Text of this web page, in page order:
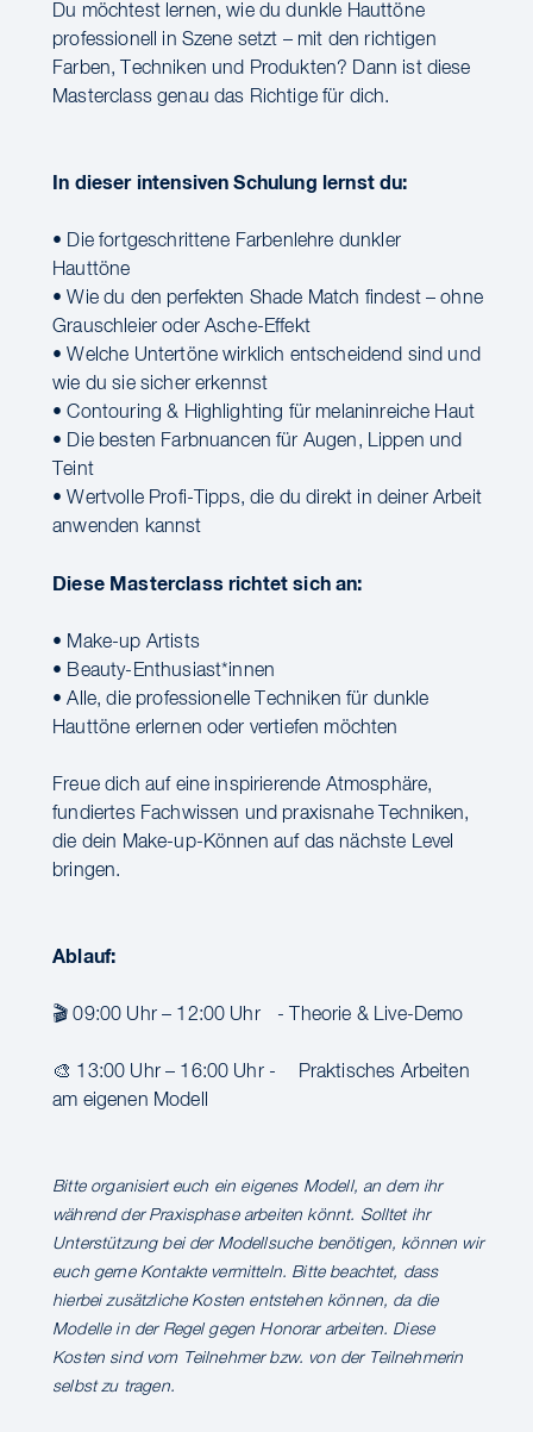
Du möchtest lernen, wie du dunkle Hauttöne
professionell in Szene setzt – mit den richtigen
Farben, Techniken und Produkten? Dann ist diese
Masterclass genau das Richtige für dich.
In dieser intensiven Schulung lernst du:
• Die fortgeschrittene Farbenlehre dunkler
Hauttöne
• Wie du den perfekten Shade Match findest – ohne
Grauschleier oder Asche-Effekt
• Welche Untertöne wirklich entscheidend sind und
wie du sie sicher erkennst
• Contouring & Highlighting für melaninreiche Haut
• Die besten Farbnuancen für Augen, Lippen und
Teint
• Wertvolle Profi-Tipps, die du direkt in deiner Arbeit
anwenden kannst
Diese Masterclass richtet sich an:
• Make-up Artists
• Beauty-Enthusiast*innen
• Alle, die professionelle Techniken für dunkle
Hauttöne erlernen oder vertiefen möchten
Freue dich auf eine inspirierende Atmosphäre,
fundiertes Fachwissen und praxisnahe Techniken,
die dein Make-up-Können auf das nächste Level
bringen.
Ablauf:
🎬 09:00 Uhr – 12:00 Uhr - Theorie & Live-Demo
🎨 13:00 Uhr – 16:00 Uhr - Praktisches Arbeiten
am eigenen Modell
Bitte organisiert euch ein eigenes Modell, an dem ihr
während der Praxisphase arbeiten könnt. Solltet ihr
Unterstützung bei der Modellsuche benötigen, können wir
euch gerne Kontakte vermitteln. Bitte beachtet, dass
hierbei zusätzliche Kosten entstehen können, da die
Modelle in der Regel gegen Honorar arbeiten. Diese
Kosten sind vom Teilnehmer bzw. von der Teilnehmerin
selbst zu tragen.